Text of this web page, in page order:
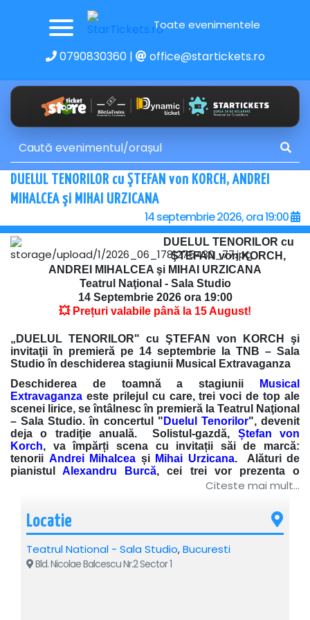
Toate evenimentele
0790830360| office@startickets.ro
DUELUL TENORILOR cu ŞTEFAN von KORCH, ANDREI
MIHALCEA şi MIHAI URZICANA
14 septembrie 2026, ora 19:00
DUELUL TENORILOR cu
ŞTEFAN von KORCH,
ANDREI MIHALCEA şi MIHAI URZICANA
Teatrul Naţional - Sala Studio
14 Septembrie 2026 ora 19:00
💥 Prețuri valabile până la 15 August!
„DUELUL TENORILOR" cu ŞTEFAN von KORCH şi
invitaţii în premieră pe 14 septembrie la TNB – Sala
Studio în deschiderea stagiunii Musical Extravaganza
Deschiderea de toamnă a stagiunii
Musical
Extravaganza este prilejul cu care, trei voci de top ale
scenei lirice, se întâlnesc în premieră la Teatrul Naţional
– Sala Studio. în concertul " Duelul Tenorilor", devenit
deja o tradiţie anuală. Solistul-gazdă, Ștefan von
Korch, va împărți scena cu invitații săi de marcă:
tenorii Andrei Mihalcea și Mihai Urzicana. Alături de
pianistulAlexandru Burcă, cei trei vor prezenta o
selecție sclipitoare din lucrări în care au cules aplauze
Citeste mai mult...
Locatie
Teatrul National - Sala Studio,Bucuresti
Bld. Nicolae Balcescu Nr.2 Sector 1